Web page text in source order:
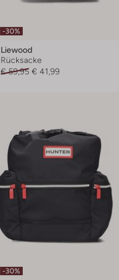
-30%
Liewood
Rücksacke
€ 59,95 € 41,99
-30%